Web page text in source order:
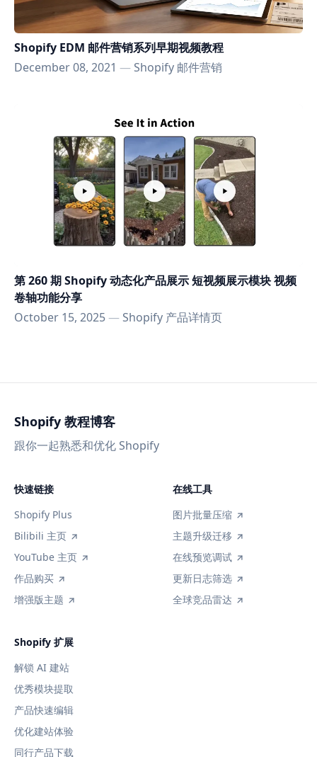
Shopify EDM 邮件营销系列早期视频教程
December 08, 2021 —Shopify 邮件营销
第 260 期 Shopify 动态化产品展示 短视频展示模块 视频
卷轴功能分享
October 15, 2025—Shopify 产品详情页
Shopify 教程博客
跟你一起熟悉和优化 Shopify
快速链接
Shopify Plus
Bilibili 主页
YouTube 主页
作品购买
增强版主题
在线工具
图片批量压缩
主题升级迁移
在线预览调试
更新日志筛选
全球竞品雷达
Shopify 扩展
解锁 AI 建站
优秀模块提取
产品快速编辑
优化建站体验
同行产品下载